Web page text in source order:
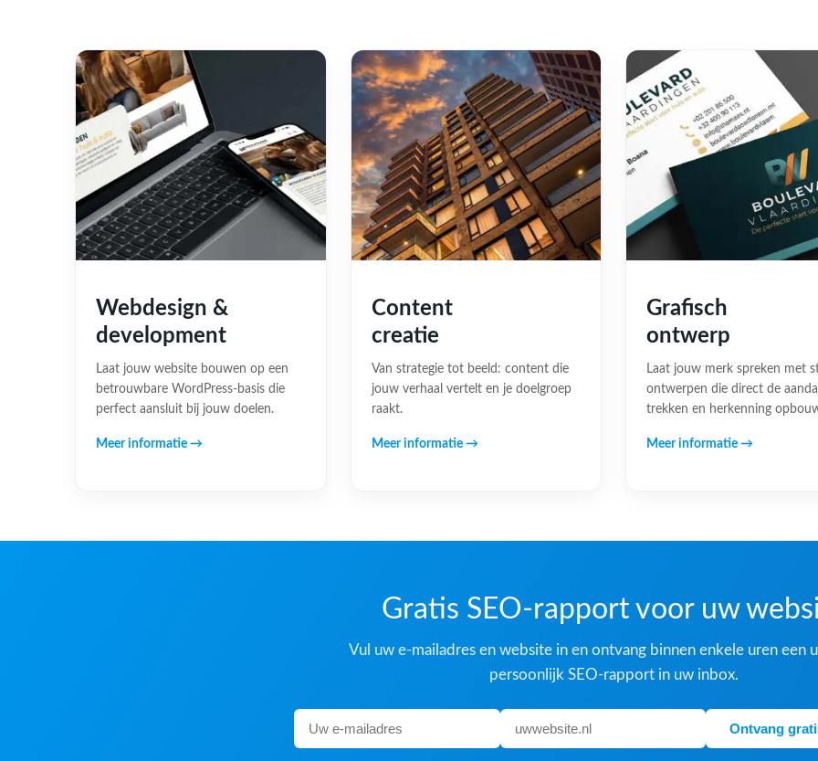
Webdesign &
development
Laat jouw website bouwen op een
betrouwbare WordPress-basis die
perfect aansluit bij jouw doelen.
Meer informatie →
Content
creatie
Van strategie tot beeld: content die
jouw verhaal vertelt en je doelgroep
raakt.
Meer informatie →
Grafisch
ontwerp
Laat jouw merk spreken met
ontwerpen die direct de
trekken en herkenning
Meer informatie →
Gratis SEO-rapport voor uw
Vul uw e-mailadres en website in en ontvang binnen enkele uren een
persoonlijk SEO-rapport in uw inbox.
Ontvang